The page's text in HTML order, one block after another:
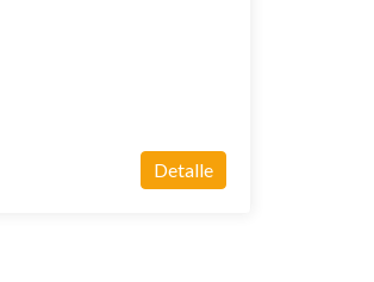
Detalle